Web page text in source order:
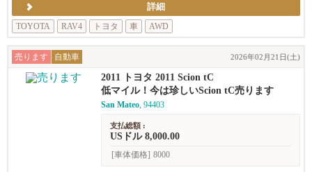
詳細
TOYOTA
RAV4 トヨタ 車 AWD
売ります 自動車 2026年02月21日(土)
2011 トヨタ 2011 Scion tC
低マイル！今は珍しいScion tC売ります
San Mateo, 94403
支払総額 :
USドル 8,000.00
[車体価格] 8000